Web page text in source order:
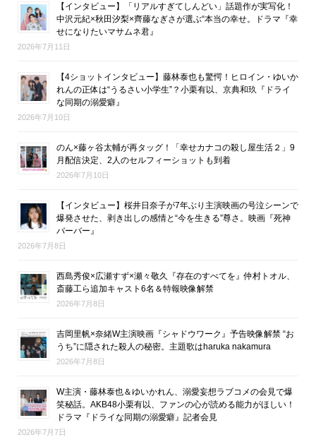
【インタビュー】「リアルすぎてしんどい」話題作が実写化！
中沢元紀×秋田汐梨×齊藤なぎさが選ぶ“本当の幸せ。ドラマ『幸
せになりたいマサムネ君』
2026年7月11日
【4ショットインタビュー】藤林泰也も驚愕！ヒロイン・ゆいか
れんの正体は“うるさい小学生”？小栗有以、京典和玖『ドライ
な同期の溺愛癖』
2026年7月10日
のん×藤ヶ谷太輔が再タッグ！「幸せカナコの殺し屋生活２」9
月配信決定、2人のセルフィーショットも到着
2026年7月10日
【インタビュー】桜井日奈子が7年ぶり主演映画の号泣シーンで
爆発させた、剥き出しの感情と“今を生きる”尊さ。映画『死神
バーバー』
2026年7月8日
西島秀俊×広瀬すず×瀬々敬久『存在のすべてを』仲村トオル、
斎藤工ら追加キャスト6名＆特報映像解禁
2026年7月8日
吉岡里帆×奈緒W主演映画『シャドウワーク』予告映像解禁 “お
うち”に隠された殺人の秘密。主題歌はharuka nakamura
2026年7月8日
W主演・藤林泰也＆ゆいかれん、溺愛妄想ラブコメの会見で爆
笑秘話。AKB48小栗有以、ファンの心が読める能力がほしい！
ドラマ『ドライな同期の溺愛癖』記者会見
2026年7月7日